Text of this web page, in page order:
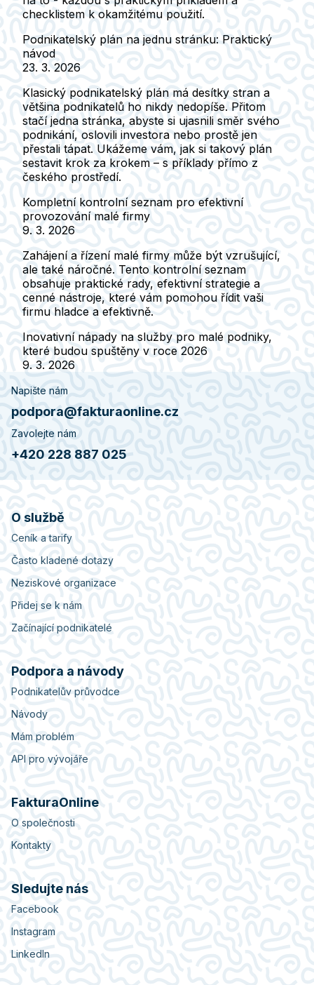
checklistem k okamžitému použití.
Podnikatelský plán na jednu stránku: Praktický
návod
23. 3. 2026
Klasický podnikatelský plán má desítky stran a
většina podnikatelů ho nikdy nedopíše. Přitom
stačí jedna stránka, abyste si ujasnili směr svého
podnikání, oslovili investora nebo prostě jen
přestali tápat. Ukážeme vám, jak si takový plán
sestavit krok za krokem – s příklady přímo z
českého prostředí.
Kompletní kontrolní seznam pro efektivní
provozování malé firmy
9. 3. 2026
Zahájení a řízení malé firmy může být vzrušující,
ale také náročné. Tento kontrolní seznam
obsahuje praktické rady, efektivní strategie a
cenné nástroje, které vám pomohou řídit vaši
firmu hladce a efektivně.
Inovativní nápady na služby pro malé podniky,
které budou spuštěny v roce 2026
9. 3. 2026
Napište nám
podpora@fakturaonline.cz
Zavolejte nám
+420 228 887 025
O službě
Ceník a tarify
Často kladené dotazy
Neziskové organizace
Přidej se k nám
Začínající podnikatelé
Podpora a návody
Podnikatelův průvodce
Návody
Mám problém
API pro vývojáře
FakturaOnline
O společnosti
Kontakty
Sledujte nás
Facebook
Instagram
LinkedIn